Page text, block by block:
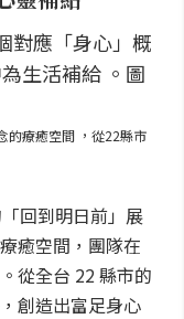
的療癒空間 ，從22縣市
回到明日前」展
癒空間，團隊在
從全台 22 縣市的
創造出富足身心